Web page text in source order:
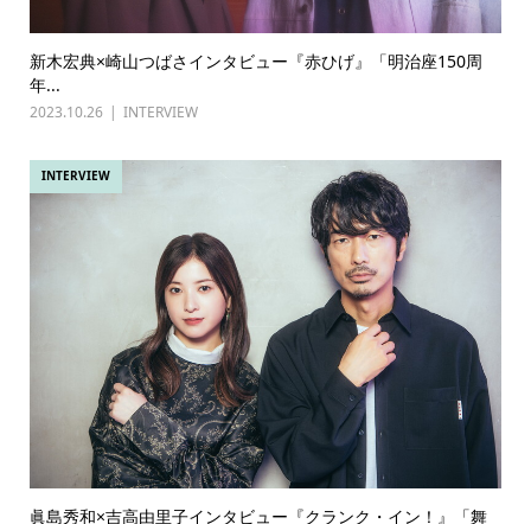
新木宏典×崎山つばさインタビュー『赤ひげ』「明治座150周
年...
2023.10.26 INTERVIEW
INTERVIEW
眞島秀和×吉高由里子インタビュー『クランク・イン！』「舞